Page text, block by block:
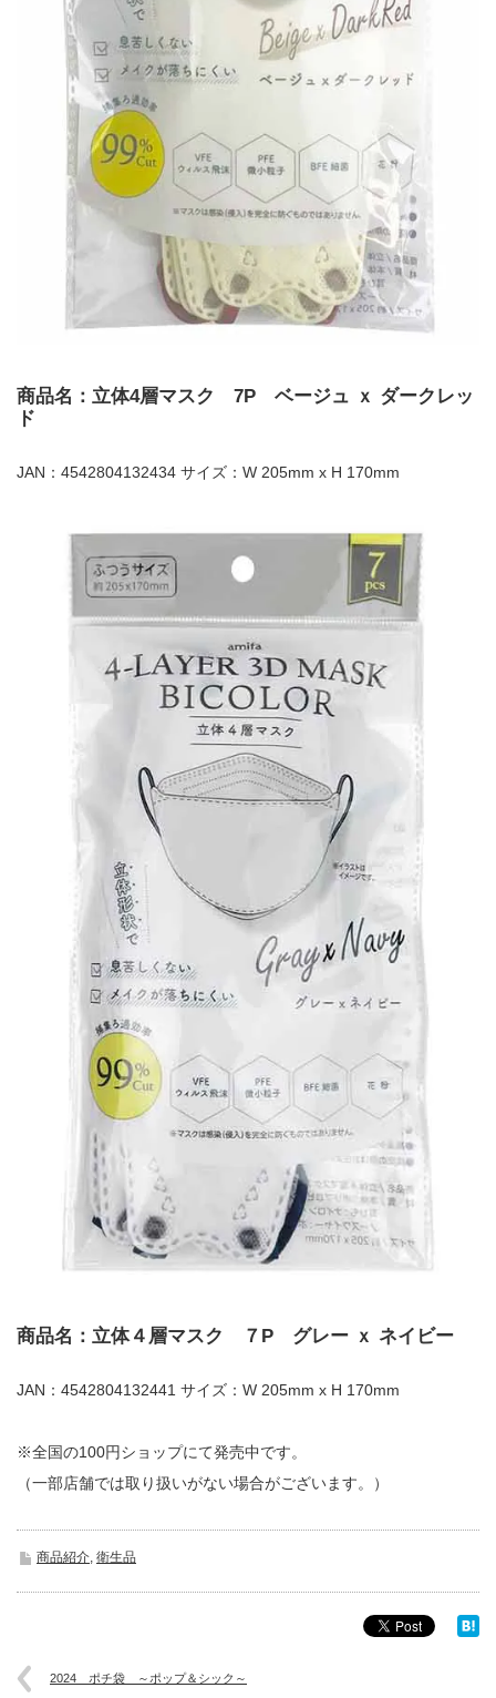
商品名：立体4層マスク 7P ベージュ ｘ ダークレッ
ド
JAN：4542804132434 サイズ：W 205mm x H 170mm
商品名：立体４層マスク ７P グレー ｘ ネイビー
JAN：4542804132441 サイズ：W 205mm x H 170mm
※全国の100円ショップにて発売中です。
（一部店舗では取り扱いがない場合がございます。）
商品紹介, 衛生品
2024 ポチ袋 ～ポップ＆シック～